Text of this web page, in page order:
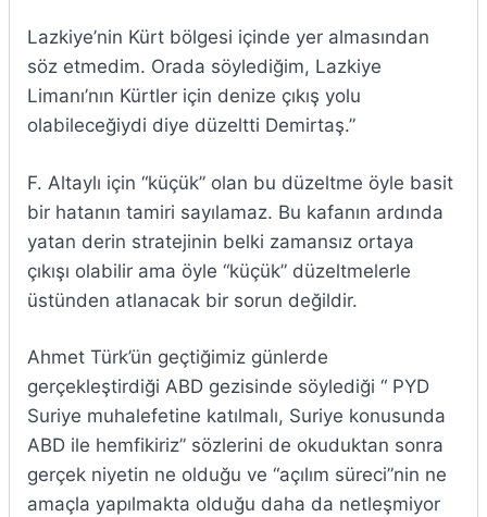
Lazkiye’nin Kürt bölgesi içinde yer almasından
söz etmedim. Orada söylediğim, Lazkiye
Limanı’nın Kürtler için denize çıkış yolu
olabileceğiydi diye düzeltti Demirtaş.”
F. Altaylı için “küçük” olan bu düzeltme öyle basit
bir hatanın tamiri sayılamaz. Bu kafanın ardında
yatan derin stratejinin belki zamansız ortaya
çıkışı olabilir ama öyle “küçük” düzeltmelerle
üstünden atlanacak bir sorun değildir.
Ahmet Türk’ün geçtiğimiz günlerde
gerçekleştirdiği ABD gezisinde söylediği “ PYD
Suriye muhalefetine katılmalı, Suriye konusunda
ABD ile hemfikiriz” sözlerini de okuduktan sonra
gerçek niyetin ne olduğu ve “açılım süreci”nin ne
amaçla yapılmakta olduğu daha da netleşmiyor